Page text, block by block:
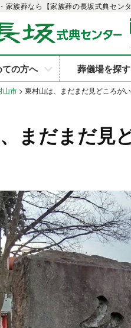
家族葬なら【家族葬の長坂式典センタ
ての方へ 葬儀場を探す
山市 > 東村山は、まだまだ見どころが
まだまだ見